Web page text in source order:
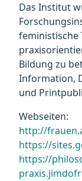
Das Institut
feministische
Bildung zu
Information,
und
Webseiten:
http://
https://
https://